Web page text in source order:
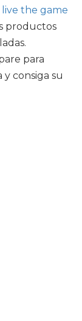
live the game
productos
para
consiga su